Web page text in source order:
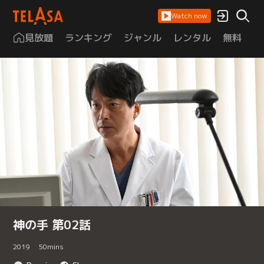
Watch now
見放題 ランキング ジャンル レンタル 無料
神の手 第02話
2019 50mins